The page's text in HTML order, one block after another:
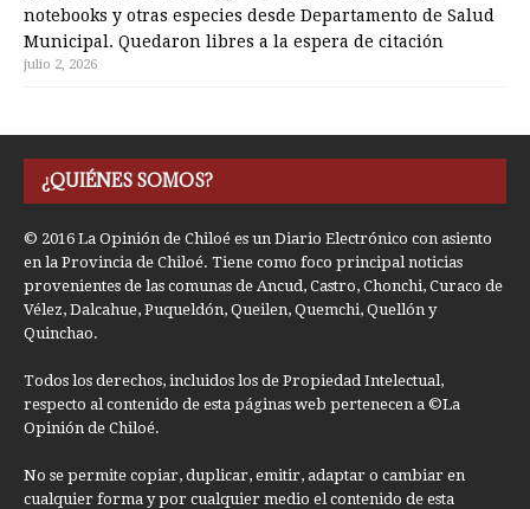
notebooks y otras especies desde Departamento de Salud
Municipal. Quedaron libres a la espera de citación
julio 2, 2026
¿QUIÉNES SOMOS?
© 2016 La Opinión de Chiloé es un Diario Electrónico con asiento
en la Provincia de Chiloé. Tiene como foco principal noticias
provenientes de las comunas de Ancud, Castro, Chonchi, Curaco de
Vélez, Dalcahue, Puqueldón, Queilen, Quemchi, Quellón y
Quinchao.
Todos los derechos, incluidos los de Propiedad Intelectual,
respecto al contenido de esta páginas web pertenecen a ©La
Opinión de Chiloé.
No se permite copiar, duplicar, emitir, adaptar o cambiar en
cualquier forma y por cualquier medio el contenido de esta